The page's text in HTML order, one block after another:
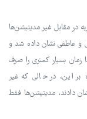
در مقابل غیر مدیتیشن‌ها
و عاطفی نشان داده شد و
زمان بسیار کمتری را صرف
بر این، در حالی که غیر
دادند، مدیتیشن‌ها فقط